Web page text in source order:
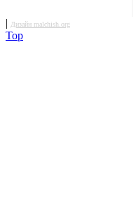
| Дизайн malchish.org
Top